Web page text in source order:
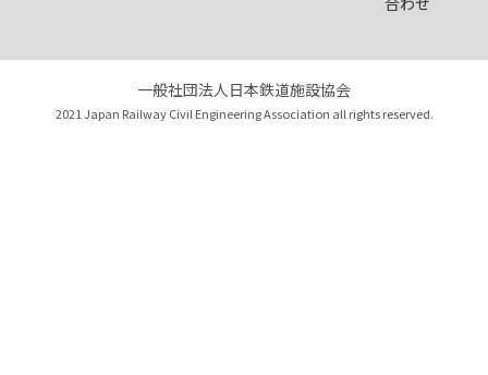
一般社団法人日本鉄道施設協会
2021 Japan Railway Civil Engineering Association all rights reserved.